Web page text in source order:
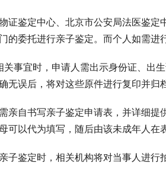
证鉴定中心、北京市公安局法医鉴
的委托进行亲子鉴定。而个人如需
关事宜时，申请人需出示身份证、出
无误后，将对这些原件进行复印并归
亲自书写亲子鉴定申请表，并详细
可以代为填写，随后由该未成年人在
子鉴定时，相关机构将对当事人进